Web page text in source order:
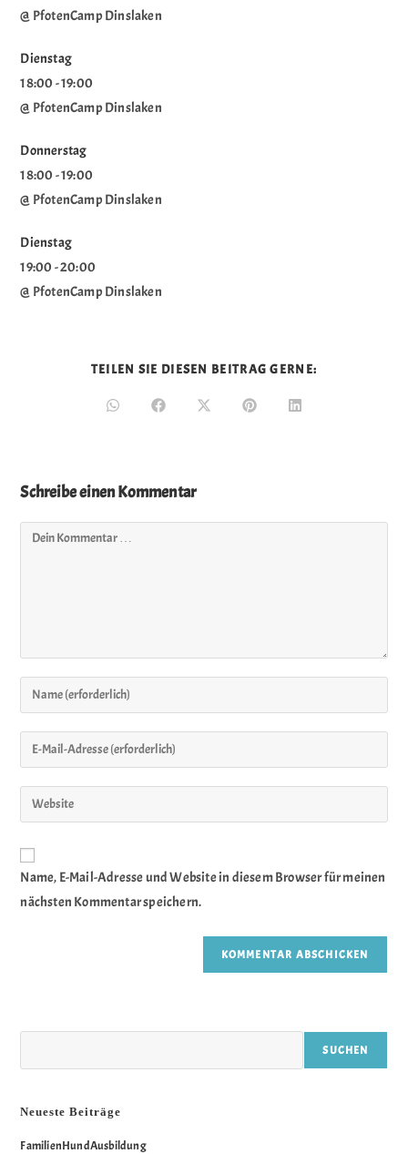
@ PfotenCamp Dinslaken
Dienstag
18:00 -19:00
@ PfotenCamp Dinslaken
Donnerstag
18:00 -19:00
@ PfotenCamp Dinslaken
Dienstag
19:00 -20:00
@ PfotenCamp Dinslaken
TEILEN SIE DIESEN BEITRAG GERNE:
Schreibe einen Kommentar
Name, E-Mail-Adresse und Website in diesem Browser für meinen
nächsten Kommentar speichern.
SUCHEN
Neueste Beiträge
FamilienHundAusbildung